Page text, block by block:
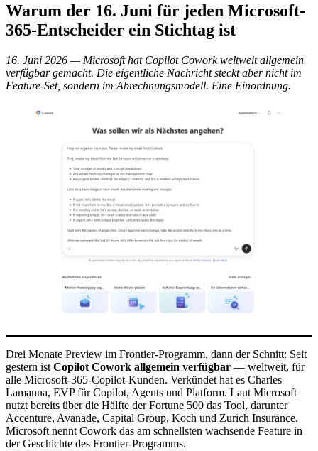
Warum der 16. Juni für jeden Microsoft-
365-Entscheider ein Stichtag ist
16. Juni 2026 — Microsoft hat Copilot Cowork weltweit allgemein
verfügbar gemacht. Die eigentliche Nachricht steckt aber nicht im
Feature-Set, sondern im Abrechnungsmodell. Eine Einordnung.
Drei Monate Preview im Frontier-Programm, dann der Schnitt: Seit
gestern istCopilot Cowork allgemein verfügbar — weltweit, für
alle Microsoft-365-Copilot-Kunden. Verkündet hat es Charles
Lamanna, EVP für Copilot, Agents und Platform. Laut Microsoft
nutzt bereits über die Hälfte der Fortune 500 das Tool, darunter
Accenture, Avanade, Capital Group, Koch und Zurich Insurance.
Microsoft nennt Cowork das am schnellsten wachsende Feature in
der Geschichte des Frontier-Programms.